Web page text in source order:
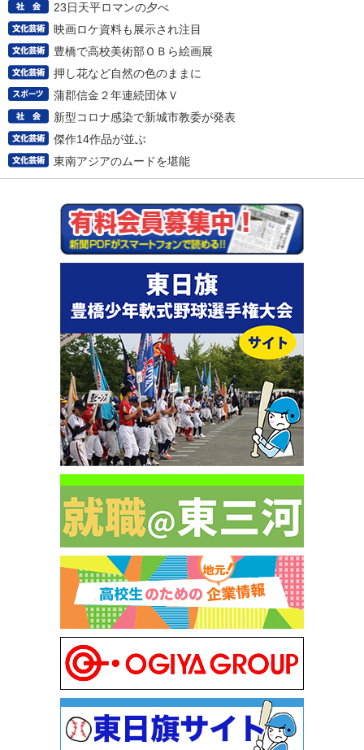
23日天平ロマンの夕べ
映画ロケ資料も展示され注目
豊橋で高校美術部ＯＢら絵画展
押し花など自然の色のままに
蒲郡信金２年連続団体Ｖ
新型コロナ感染で新城市教委が発表
傑作14作品が並ぶ
東南アジアのムードを堪能